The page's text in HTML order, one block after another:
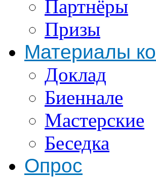
Партнёры
Призы
Материалы
Доклад
Биеннале
Мастерские
Беседка
Опрос